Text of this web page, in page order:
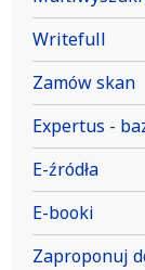
Writefull
Zamów skan
Expertus -
E-źródła
E-booki
Zaproponuj